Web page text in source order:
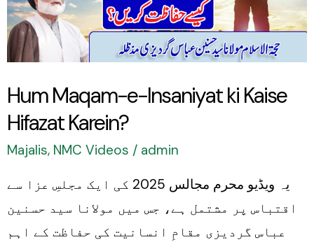
Hum Maqam-e-Insaniyat ki Kaise
Hifazat Karein?
Majalis, NMC Videos / admin
یہ ویڈیو محرم مجالس 2025 کی ایک مجلسِ عزا سے
اقتباس پر مشتمل ہے، جس میں مولانا سید حسنین
عباس گردیزی مقامِ انسانیت کی حفاظت کے اہم
Kaise
Hifazat